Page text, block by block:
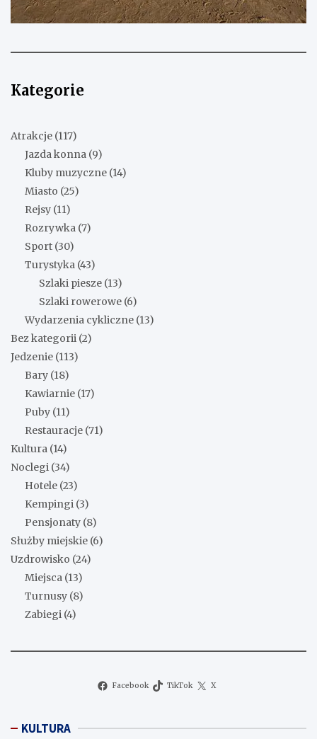
Kategorie
Atrakcje (117)
Jazda konna (9)
Kluby muzyczne (14)
Miasto (25)
Rejsy (11)
Rozrywka (7)
Sport (30)
Turystyka (43)
Szlaki piesze (13)
Szlaki rowerowe (6)
Wydarzenia cykliczne (13)
Bez kategorii (2)
Jedzenie (113)
Bary (18)
Kawiarnie (17)
Puby (11)
Restauracje (71)
Kultura (14)
Noclegi (34)
Hotele (23)
Kempingi (3)
Pensjonaty (8)
Służby miejskie (6)
Uzdrowisko (24)
Miejsca (13)
Turnusy (8)
Zabiegi (4)
Facebook TikTok X
KULTURA